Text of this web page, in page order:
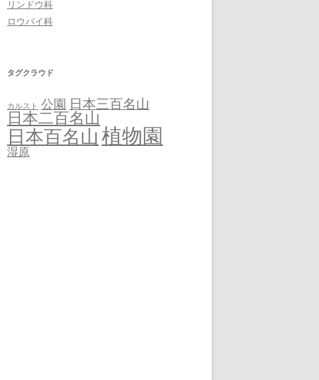
リンドウ科
ロウバイ科
タグクラウド
カルスト 公園 日本三百名山
日本二百名山
日本百名山 植物園
湿原